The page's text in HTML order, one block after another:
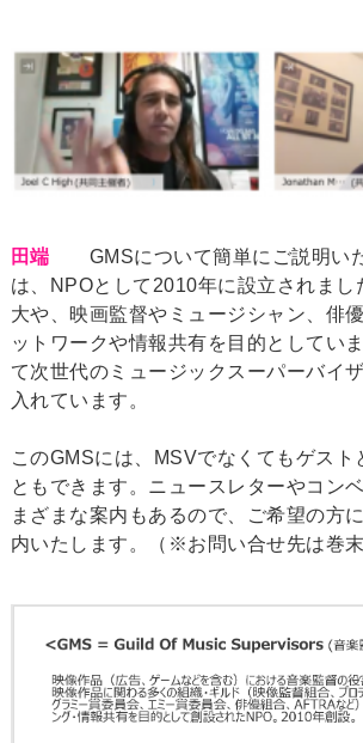
田端 GMSについて簡単にご説明い
は、NPOとして2010年に設立されまし
大や、映画監督やミュージシャン、俳
ットワークや情報共有を目的としてい
て次世代のミュージックスーパーバイ
入れています。
このGMSには、MSVでなくてもゲスト
ともできます。ニュースレターやコン
まざまな案内もあるので、ご希望の方
内いたします。（※お問い合せ先は巻末